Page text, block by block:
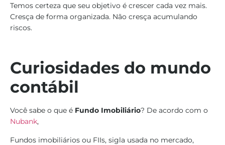
Temos certeza que seu objetivo é crescer cada vez mais.
Cresça de forma organizada. Não cresça acumulando
riscos.
Curiosidades do mundo
contábil
Você sabe o que é Fundo Imobiliário? De acordo com o
Nubank,
Fundos imobiliários ou FIIs, sigla usada no mercado,